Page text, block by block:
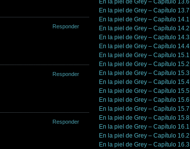
Responder
Responder
Responder
En la piel de Grey – Capítulo 13.6
En la piel de Grey – Capítulo 13.7
En la piel de Grey – Capítulo 14.1
En la piel de Grey – Capítulo 14.2
En la piel de Grey – Capítulo 14.3
En la piel de Grey – Capítulo 14.4
En la piel de Grey – Capítulo 15.1
En la piel de Grey – Capítulo 15.2
En la piel de Grey – Capítulo 15.3
En la piel de Grey – Capítulo 15.4
En la piel de Grey – Capítulo 15.5
En la piel de Grey – Capítulo 15.6
En la piel de Grey – Capítulo 15.7
En la piel de Grey – Capítulo 15.8
En la piel de Grey – Capítulo 16.1
En la piel de Grey – Capítulo 16.2
En la piel de Grey – Capítulo 16.3